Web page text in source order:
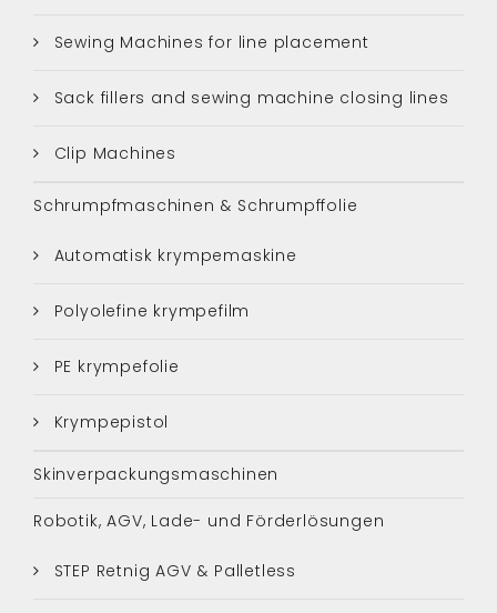
Sewing Machines for line placement
Sack fillers and sewing machine closing lines
Clip Machines
Schrumpfmaschinen & Schrumpffolie
Automatisk krympemaskine
Polyolefine krympefilm
PE krympefolie
Krympepistol
Skinverpackungsmaschinen
Robotik, AGV, Lade- und Förderlösungen
STEP Retnig AGV & Palletless